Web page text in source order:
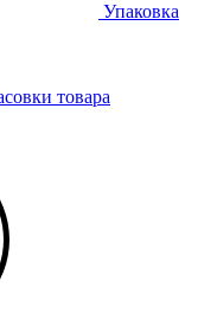
Упаковка
товара